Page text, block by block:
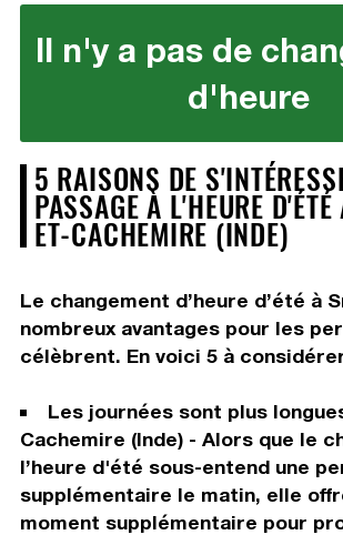
Il n'y a pas de
d'heure
5 RAISONS DE
PASSAGE À L'HEURE
ET-CACHEMIRE (INDE)
Le changement d’heure d’été à
nombreux avantages pour les
célèbrent. En voici 5 à
Les journées sont plus
Cachemire (Inde) - Alors que le
l’heure d'été sous-entend une
supplémentaire le matin, elle
moment supplémentaire pour